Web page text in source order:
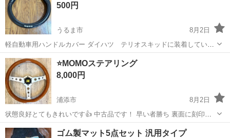
ドライバー】 ...
500円
うるま市
8月2日
軽自動車用ハンドルカバー ダイハツ テリオスキッドに装着していま
した。
沖縄 うるま市 内装、インテリア
⭐️MOMOステアリング
8,000円
浦添市
8月2日
状態良好とてもきれいです👍 中古品です！ 早い者勝ち 裏面に刻印あ
ります！画像でご確認下さい
沖縄 浦添市 内装、インテリア
ゴム製マット5点セット 汎用タイプ